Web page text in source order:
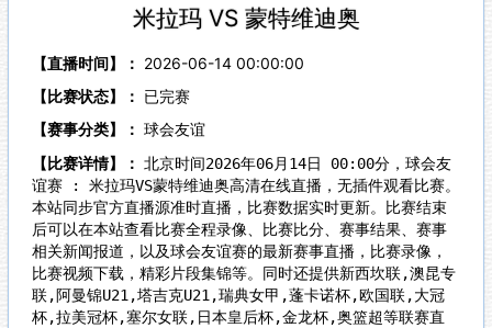
米拉玛 VS 蒙特维迪奥
【直播时间】： 2026-06-14 00:00:00
【比赛状态】：
已完赛
【赛事分类】： 球会友谊
【比赛详情】： 北京时间2026年06月14日 00:00分，球会友
谊赛 : 米拉玛VS蒙特维迪奥高清在线直播，无插件观看比赛。
本站同步官方直播源准时直播，比赛数据实时更新。比赛结束
后可以在本站查看比赛全程录像、比赛比分、赛事结果、赛事
相关新闻报道，以及球会友谊赛的最新赛事直播，比赛录像，
比赛视频下载，精彩片段集锦等。同时还提供新西坎联,澳昆专
联,阿曼锦U21,塔吉克U21,瑞典女甲,蓬卡诺杯,欧国联,大冠
杯,拉美冠杯,塞尔女联,日本皇后杯,金龙杯,奥篮超等联赛直